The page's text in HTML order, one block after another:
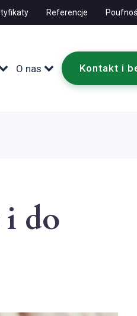
Referencje
O nas Kontakt i
i do